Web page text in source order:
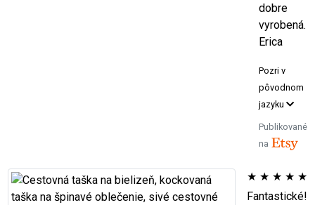
dobre
vyrobená.
Erica
Pozri v
pôvodnom
jazyku
Publikované
na
★ ★ ★ ★ ★
Fantastické!